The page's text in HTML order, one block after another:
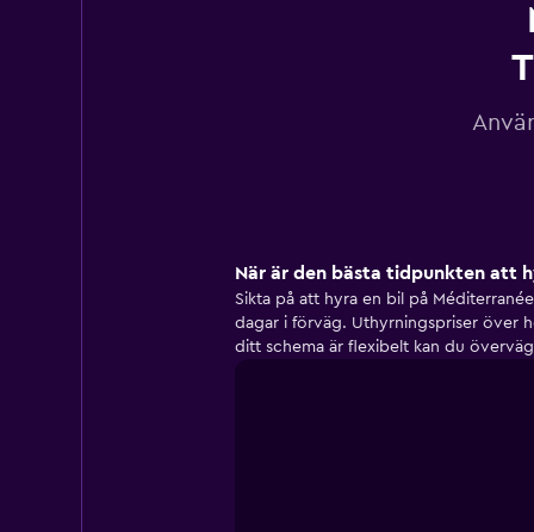
När är den bästa tidpunkten att
Sikta på att hyra en bil på
dagar i förväg. Uthyrningspriser över
ditt schema är flexibelt kan du